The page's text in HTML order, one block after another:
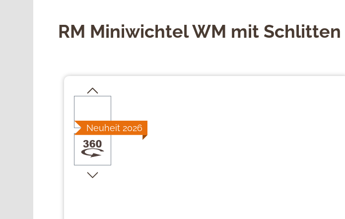
RM Miniwichtel WM mit Schlitten
Neuheit 2026